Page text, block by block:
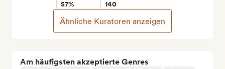
Am häufigsten akzeptierte Genres
57% 140
Ähnliche Kuratoren anzeigen